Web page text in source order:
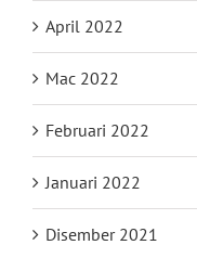
April 2022
Mac 2022
Februari 2022
Januari 2022
Disember 2021